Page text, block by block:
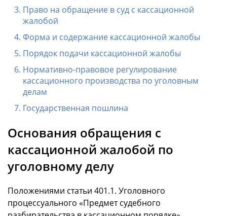
Право на обращение в суд с кассационной
жалобой
Форма и содержание кассационной жалобы
Порядок подачи кассационной жалобы
Нормативно-правовое регулирование
кассационного производства по уголовным
делам
Государственная пошлина
Основания обращения с
кассационной жалобой по
уголовному делу
Положениями статьи 401.1. Уголовного
процессуального «Предмет судебного